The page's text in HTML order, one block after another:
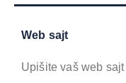
Web sajt